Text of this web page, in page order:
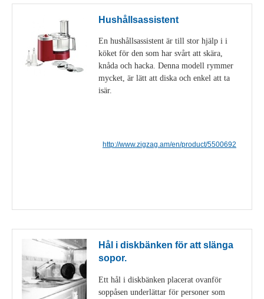
Hushållsassistent
En hushållsassistent är till stor hjälp i i
köket för den som har svårt att skära,
knåda och hacka. Denna modell rymmer
mycket, är lätt att diska och enkel att ta
isär.
http://www.zigzag.am/en/product/5500692
Hål i diskbänken för att slänga
sopor.
Ett hål i diskbänken placerat ovanför
soppåsen underlättar för personer som